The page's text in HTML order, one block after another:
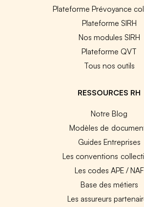
Plateforme Prévoyance
Plateforme SIRH
Nos modules SIRH
Plateforme QVT
Tous nos outils
RESSOURCES RH
Notre Blog
Modèles de
Guides Entreprises
Les conventions
Les codes APE / NAF
Base des métiers
Les assureurs